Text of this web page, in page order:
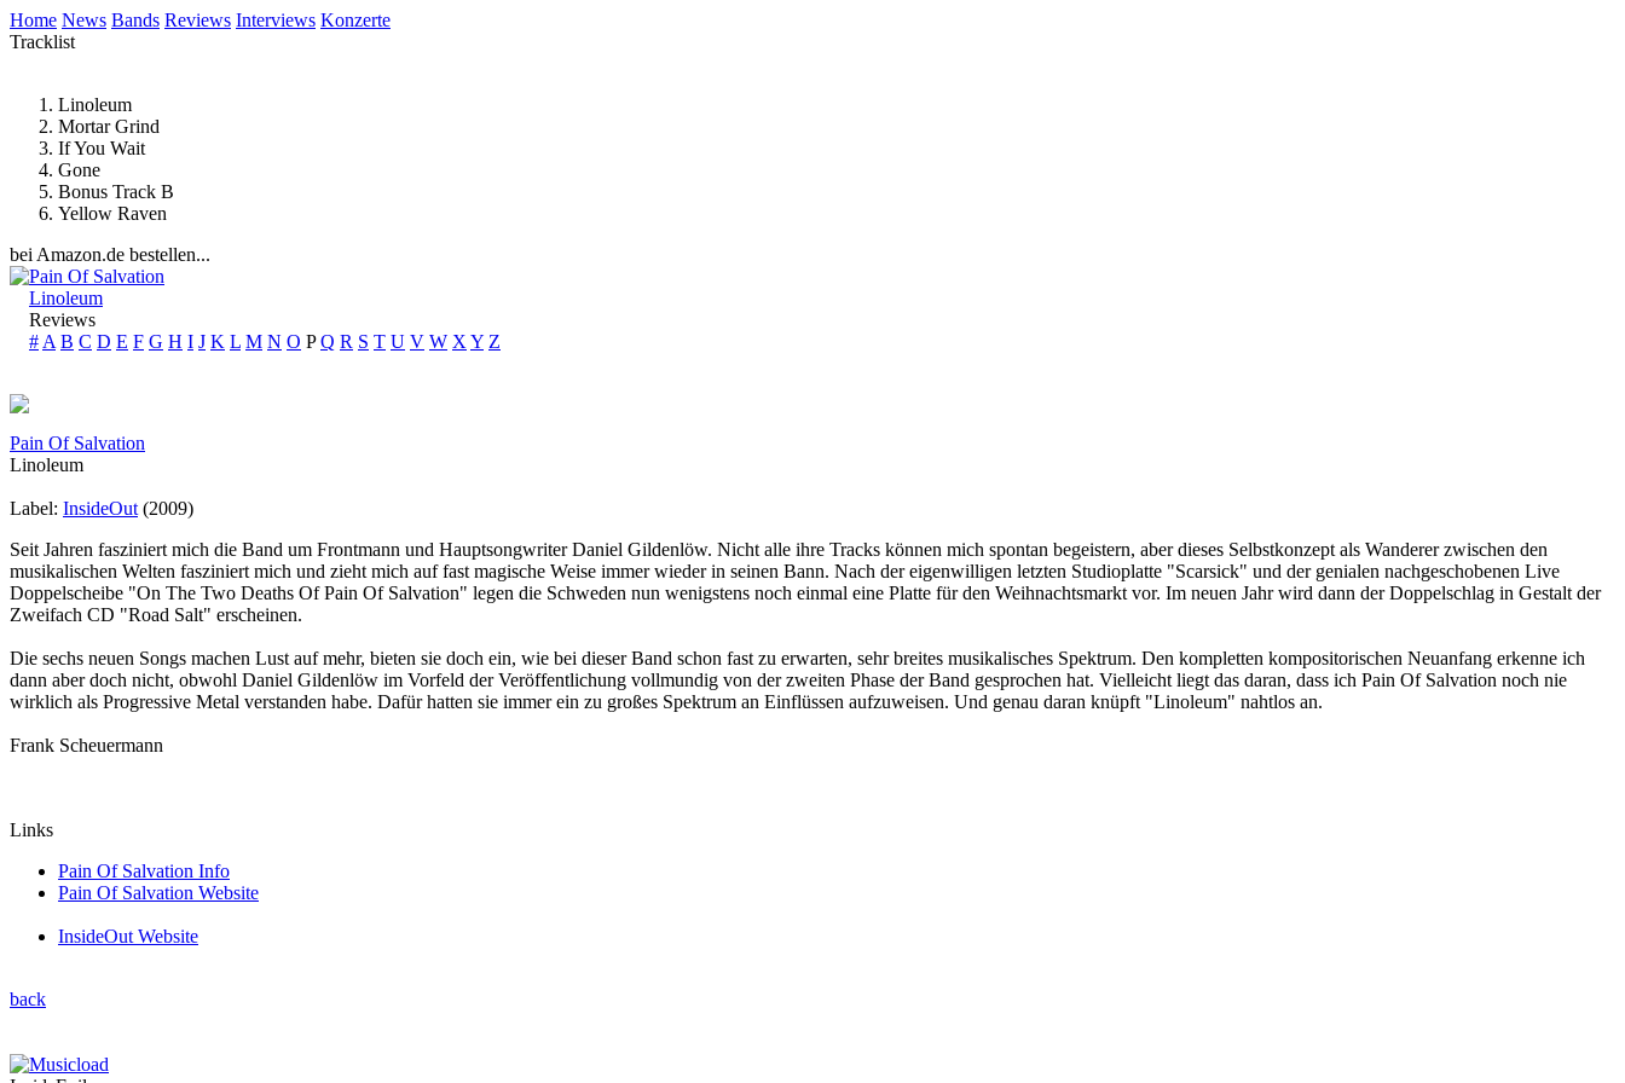
Home News Bands Reviews Interviews Konzerte
Tracklist
Linoleum
Mortar Grind
If You Wait
Gone
Bonus Track B
Yellow Raven
bei Amazon.de bestellen...
Pain Of Salvation
Linoleum
Reviews
# A B C D E F G H I J K L M N O PQ R S T U V W X Y Z
Pain Of Salvation
Linoleum
Label: InsideOut (2009)
Seit Jahren fasziniert mich die Band um Frontmann und Hauptsongwriter Daniel Gildenlöw. Nicht alle ihre Tracks können mich spontan begeistern, aber dieses Selbstkonzept als Wanderer zwischen den
musikalischen Welten fasziniert mich und zieht mich auf fast magische Weise immer wieder in seinen Bann. Nach der eigenwilligen letzten Studioplatte "Scarsick" und der genialen nachgeschobenen Live
Doppelscheibe "On The Two Deaths Of Pain Of Salvation" legen die Schweden nun wenigstens noch einmal eine Platte für den Weihnachtsmarkt vor. Im neuen Jahr wird dann der Doppelschlag in Gestalt der
Zweifach CD "Road Salt" erscheinen.
Die sechs neuen Songs machen Lust auf mehr, bieten sie doch ein, wie bei dieser Band schon fast zu erwarten, sehr breites musikalisches Spektrum. Den kompletten kompositorischen Neuanfang erkenne ich
dann aber doch nicht, obwohl Daniel Gildenlöw im Vorfeld der Veröffentlichung vollmundig von der zweiten Phase der Band gesprochen hat. Vielleicht liegt das daran, dass ich Pain Of Salvation noch nie
wirklich als Progressive Metal verstanden habe. Dafür hatten sie immer ein zu großes Spektrum an Einflüssen aufzuweisen. Und genau daran knüpft "Linoleum" nahtlos an.
Frank Scheuermann
Links
Pain Of Salvation Info
Pain Of Salvation Website
InsideOut Website
back